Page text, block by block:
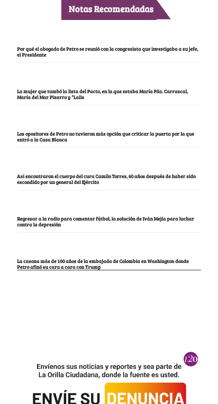
Notas Recomendadas
Por qué el abogado de Petro se reunió con la congresista que investigaba a su jefe,
el Presidente
La mujer que tumbó la lista del Pacto, en la que estaba María Fda. Carrascal,
María del Mar Pizarro y “Lalis
Los opositores de Petro no tuvieron más opción que criticar la puerta por la que
entró a la Casa Blanca
Así encontraron el cuerpo del cura Camilo Torres, 60 años después de haber sido
escondido por un general del Ejército
Regresar a la radio para comentar fútbol, la solución de Iván Mejía para luchar
contra la depresión
La casona más de 100 años de la embajada de Colombia en Washington donde
Petro afinó su cara a cara con Trump